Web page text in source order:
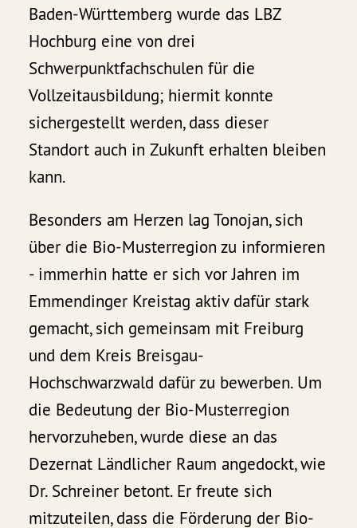
Baden-Württemberg wurde das LBZ
Hochburg eine von drei
Schwerpunktfachschulen für die
Vollzeitausbildung; hiermit konnte
sichergestellt werden, dass dieser
Standort auch in Zukunft erhalten bleiben
kann.
Besonders am Herzen lag Tonojan, sich
über die Bio-Musterregion zu informieren
- immerhin hatte er sich vor Jahren im
Emmendinger Kreistag aktiv dafür stark
gemacht, sich gemeinsam mit Freiburg
und dem Kreis Breisgau-
Hochschwarzwald dafür zu bewerben. Um
die Bedeutung der Bio-Musterregion
hervorzuheben, wurde diese an das
Dezernat Ländlicher Raum angedockt, wie
Dr. Schreiner betont. Er freute sich
mitzuteilen, dass die Förderung der Bio-